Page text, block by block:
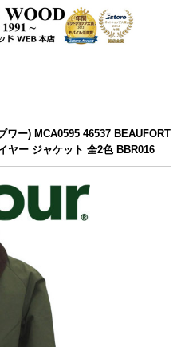
ワー) MCA0595 46537 BEAUFORT
ヤー ジャケット 全2色 BBR016